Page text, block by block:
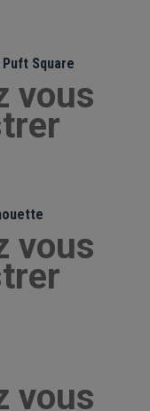
Square
vous
vous
vous